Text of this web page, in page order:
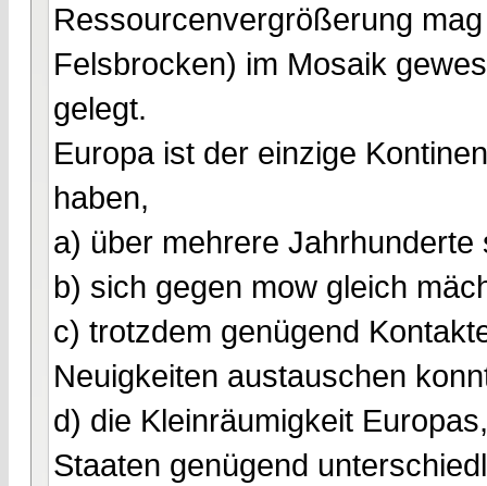
Ressourcenvergrößerung
Felsbrocken) im Mosaik
gelegt.
Europa ist der einzige
haben,
a) über mehrere Jahrhunderte
b) sich gegen mow gleich
c) trotzdem genügend
Neuigkeiten austauschen
d) die Kleinräumigkeit
Staaten genügend